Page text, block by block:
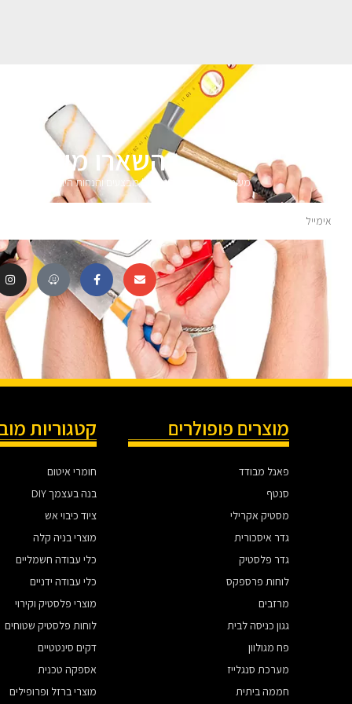
השארו מעודכנים
מעוניינים לקבל עדכונים על מבצעים והנחות הירשמו
מוצרים פופולרים
פאנל מבודד
סנטף
מסטיק אקרילי
גדר איסכורית
גדר פלסטיק
לוחות פרספקס
מרזבים
גגון כניסה לבית
פח מגולוון
מערכת סנגלייז
חממה ביתית
קטגוריות
חומרי איטום
בנה בעצמך DIY
ציוד כיבוי אש
מוצרי בניה קלה
כלי עבודה חשמליים
כלי עבודה ידניים
מוצרי פלסטיק וקירוי
לוחות פלסטיק שטוחים
דקים סינטטיים
אספקה טכנית
מוצרי ברזל ופרופילים